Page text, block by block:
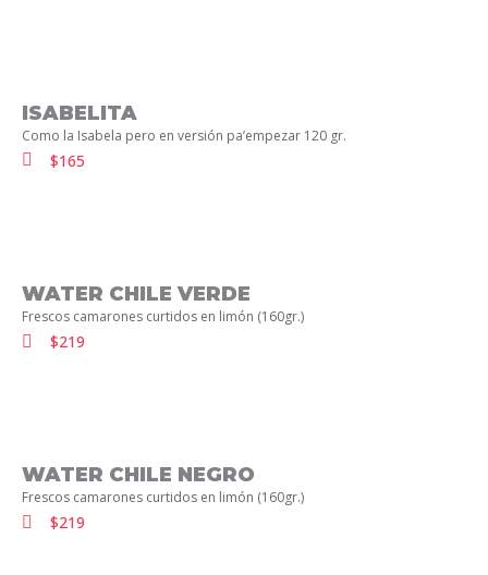
ISABELITA
Como la Isabela pero en versión pa’empezar 120 gr.
$165
WATER CHILE VERDE
Frescos camarones curtidos en limón (160gr.)
$219
WATER CHILE NEGRO
Frescos camarones curtidos en limón (160gr.)
$219